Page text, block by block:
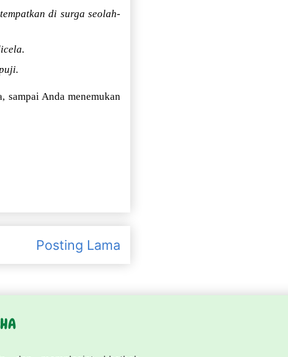
di surga seolah-
sampai Anda menemukan
Posting Lama